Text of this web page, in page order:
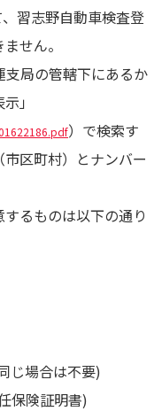
習志野自動車検査登
せん。
局の管轄下にあるか
」
）で検索す
区町村）とナンバー
るものは以下の通り
じ場合は不要)
保険証明書)